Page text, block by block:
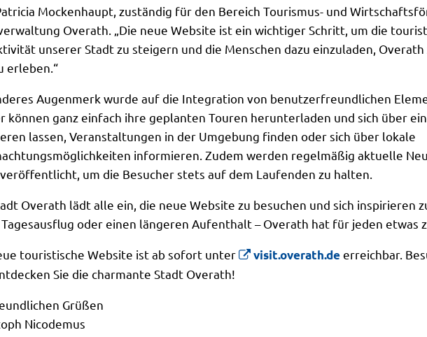
Mockenhaupt, zuständig für den Bereich Tourismus- und
Overath. „Die neue Website ist ein wichtiger Schritt, um die
unserer Stadt zu steigern und die Menschen dazu einzuladen, Overath
erleben.“
Augenmerk wurde auf die Integration von benutzerfreundlichen
können ganz einfach ihre geplanten Touren herunterladen und sich über
lassen, Veranstaltungen in der Umgebung finden oder sich über lokale
informieren. Zudem werden regelmäßig aktuelle
um die Besucher stets auf dem Laufenden zu halten.
Overath lädt alle ein, die neue Website zu besuchen und sich inspirieren
oder einen längeren Aufenthalt – Overath hat für jeden etwas
touristische Website ist ab sofort unter visit.overath.deerreichbar.
Sie die charmante Stadt Overath!
Grüßen
Nicodemus